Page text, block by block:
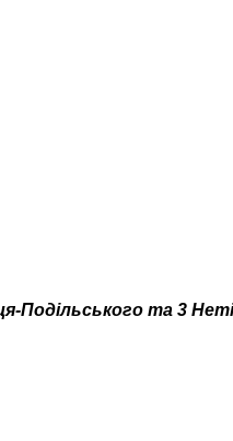
Подільського та 3